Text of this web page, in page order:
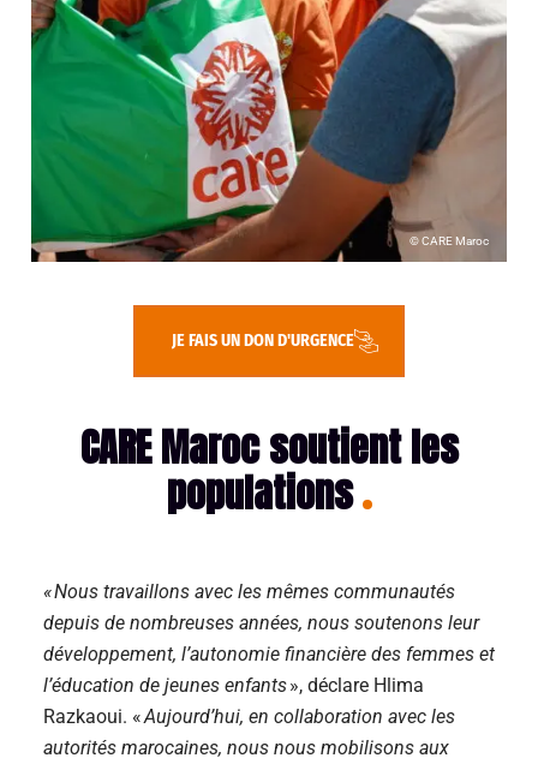
© CARE Maroc
JE FAIS UN DON D'URGENCE
CARE Maroc soutient les
populations
« Nous travaillons avec les mêmes communautés
depuis de nombreuses années, nous soutenons leur
développement, l’autonomie financière des femmes et
l’éducation de jeunes enfants», déclare Hlima
Razkaoui. «Aujourd’hui, en collaboration avec les
autorités marocaines, nous nous mobilisons aux